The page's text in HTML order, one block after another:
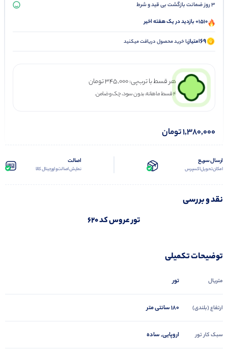
3 روز ضمانت بازگشت بی قید و شرط
1510+ بازدید در یک هفته اخیر
69امتیازبا خرید محصول دریافت میکنید
هر قسط با ترب‌پی:345,000تومان
۴ قسط ماهانه. بدون سود، چک و ضامن.
1,380,000تومان
ارسال سریع
امکان تحویل اکسپرس
اصالت
نمایش اصالت و اورجینال کالا
نقد و بررسی
تور عروس کد 620
توضیحات تکمیلی
متریال تور
ارتفاع (بلندی) 180 سانتی متر
سبک کار تور اروپایی, ساده